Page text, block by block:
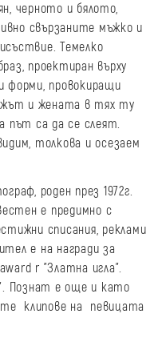
черното и бялото,
свързаните мъжко и
Темелко
проектиран върху
форми, провокиращи
и жената в тях ту
път са да се слеят.
толкова и осезаем
роден през 1972г.
е предимно с
списания, реклами
е на награди за
r "Златна игла".
Познат е още и като
клипове на певицата